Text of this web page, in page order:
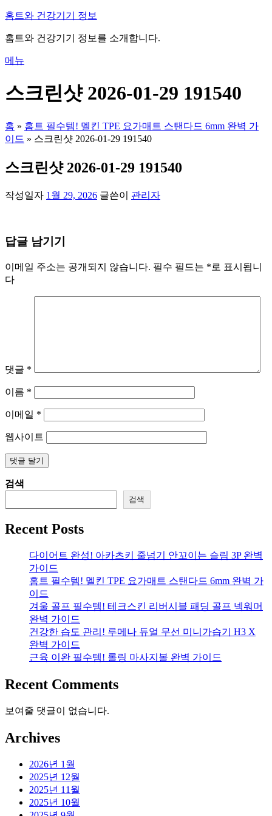
내
으
바
가
홈트와 건강기기 정보
홈트와 건강기기 정보를 소개합니다.
메뉴
스크린샷 2026-01-29 191540
홈 » 홈트 필수템! 멜킨 TPE 요가매트 스탠다드 6mm 완벽 가
이드 » 스크린샷 2026-01-29 191540
스크린샷 2026-01-29 191540
작성일자 1월 29, 2026 글쓴이 관리자
답글 남기기
이메일 주소는 공개되지 않습니다. 필수 필드는 *로 표시됩니
다
댓글 *
이름 *
이메일 *
웹사이트
검색
검색
Recent Posts
다이어트 완성! 아카츠키 줄넘기 안꼬이는 슬림 3P 완벽
가이드
홈트 필수템! 멜킨 TPE 요가매트 스탠다드 6mm 완벽 가
이드
겨울 골프 필수템! 테크스킨 리버시블 패딩 골프 넥워머
완벽 가이드
건강한 습도 관리! 루메나 듀얼 무선 미니가습기 H3 X
완벽 가이드
근육 이완 필수템! 롤링 마사지볼 완벽 가이드
Recent Comments
보여줄 댓글이 없습니다.
Archives
2026년 1월
2025년 12월
2025년 11월
2025년 10월